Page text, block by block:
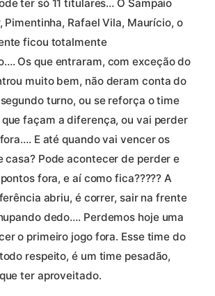
ter só 11 titulares… O Sampaio
Pimentinha, Rafael Vila, Maurício, o
ficou totalmente
Os que entraram, com exceção do
muito bem, não deram conta do
turno, ou se reforça o time
façam a diferença, ou vai perder
E até quando vai vencer os
casa? Pode acontecer de perder e
fora, e aí como fica????? A
abriu, é correr, sair na frente
dedo…. Perdemos hoje uma
o primeiro jogo fora. Esse time do
respeito, é um time pesadão,
ter aproveitado.